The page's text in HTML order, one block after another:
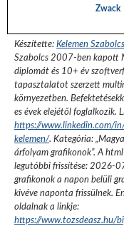
Zwack
Készítette: Kelemen Szabolcs
Szabolcs 2007-ben kapott
diplomát és 10+ év
tapasztalatot szerzett
környezetben.
es évek elejétől foglalkozik.
https://www.linkedin.com/
kelemen/. Kategória: „
árfolyam grafikonok”.A
legutóbbi frissítése: 2026-
grafikonok a napon belüli
kivéve naponta frissülnek.
oldalnak a linkje:
https://www.tozsdeasz.hu/